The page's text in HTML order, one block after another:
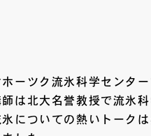
ーツク流氷科学センタ
は北大名誉教授で流氷
についての熱いトーク